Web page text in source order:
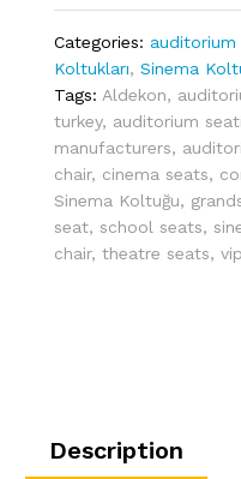
Categories: auditorium
Koltukları,Sinema
Tags: Aldekon,
turkey, auditorium
manufacturers,
chair, cinema seats,
Sinema Koltuğu,
seat,school seats,
chair,theatre seats,
Description